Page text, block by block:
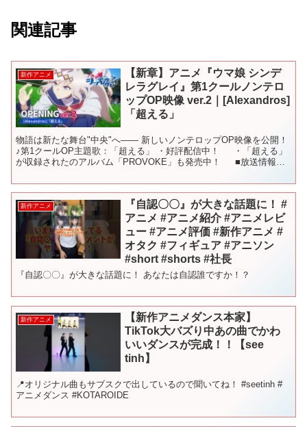
関連記事
新作アニメ
【新章】アニメ『ウマ娘 シンデ
レラグレイ』第1クールノンテロ
ップOP映像 ver.2｜[Alexandros]
「超える」
物語は新たな舞台"中央"へ―― 新しいノンテロップOP映像を公開！
♪第1クールOP主題歌：「超える」 ・好評配信中！ ・「超える」
が収録されたのアルバム「PROVOKE」も発売中！ ■放送情報
新作アニメ
『自認〇〇』が大きな話題に！ #
アニメ #アニメ紹介 #アニメレビ
ュー #アニメ評価 #新作アニメ #
オタク #フィギュア #アニソン
#short #shorts #社長
『自認〇〇』が大きな話題に！ あなたは自認誰ですか！？
新作アニメ
【新作アニメダンス本家】
TikTok大バズり中あの曲でかわ
いいダンスが完成！！【see
tinh】
📍オリジナル曲もサブスクで出しているので聞いてね！ #seetinh #
アニメダンス #KOTAROIDE